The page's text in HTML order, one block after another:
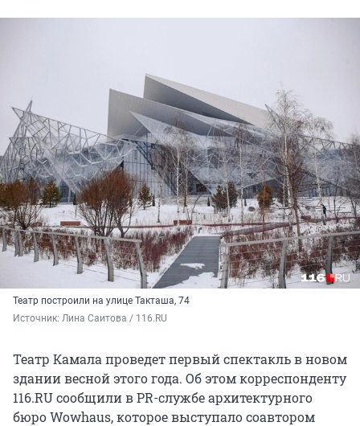
Театр построили на улице Такташа, 74
Источник: Лина Саитова / 116.RU
Театр Камала проведет первый спектакль в новом
здании весной этого года. Об этом корреспонденту
116.RU сообщили в PR-службе архитектурного
бюро Wowhaus, которое выступало соавтором